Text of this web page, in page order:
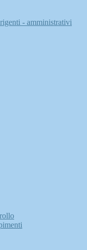
- amministrativi